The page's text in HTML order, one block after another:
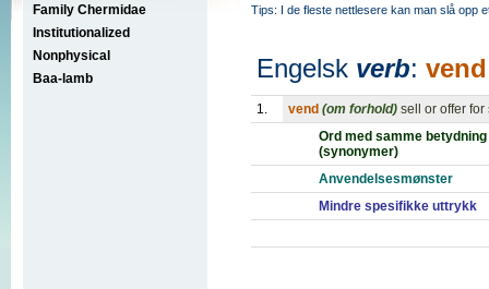
Family Chermidae
Institutionalized
Nonphysical
Baa-lamb
Tips: I de fleste nettlesere kan man slå opp
Engelsk verb: vend
1. vend (om forhold) sell or offer
Ord med samme betydning
(synonymer)
Anvendelsesmønster
Mindre spesifikke uttrykk